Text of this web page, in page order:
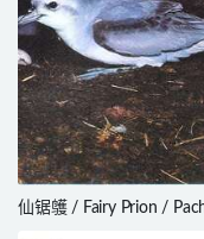
仙锯鹱 / Fairy Prion /